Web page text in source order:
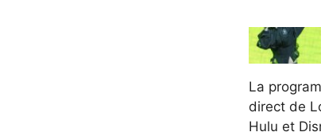
La
direct de
Hulu et